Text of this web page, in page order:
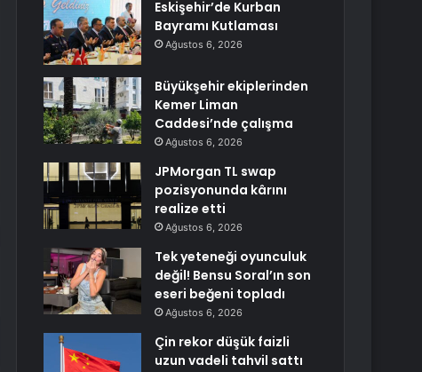
Eskişehir’de Kurban
Bayramı Kutlaması
Ağustos 6, 2026
Büyükşehir ekiplerinden
Kemer Liman
Caddesi’nde çalışma
Ağustos 6, 2026
JPMorgan TL swap
pozisyonunda kârını
realize etti
Ağustos 6, 2026
Tek yeteneği oyunculuk
değil! Bensu Soral’ın son
eseri beğeni topladı
Ağustos 6, 2026
Çin rekor düşük faizli
uzun vadeli tahvil sattı